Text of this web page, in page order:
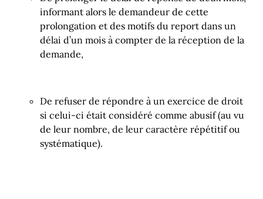
informant alors le demandeur de cette
prolongation et des motifs du report dans un
délai d’un mois à compter de la réception de la
demande,
De refuser de répondre à un exercice de droit
si celui-ci était considéré comme abusif (au vu
de leur nombre, de leur caractère répétitif ou
systématique).